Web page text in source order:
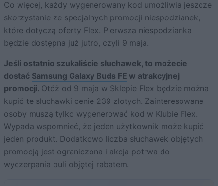
Co więcej, każdy wygenerowany kod umożliwia jeszcze
skorzystanie ze specjalnych promocji niespodzianek,
które dotyczą oferty Flex. Pierwsza niespodzianka
będzie dostępna już jutro, czyli 9 maja.
Jeśli ostatnio szukaliście słuchawek, to możecie
dostać Samsung Galaxy Buds FE w atrakcyjnej
promocji. Otóż od 9 maja w Sklepie Flex będzie można
kupić te słuchawki cenie 239 złotych. Zainteresowane
osoby muszą tylko wygenerować kod w Klubie Flex.
Wypada wspomnieć, że jeden użytkownik może kupić
jeden produkt. Dodatkowo liczba słuchawek objętych
promocją jest ograniczona i akcja potrwa do
wyczerpania puli objętej rabatem.